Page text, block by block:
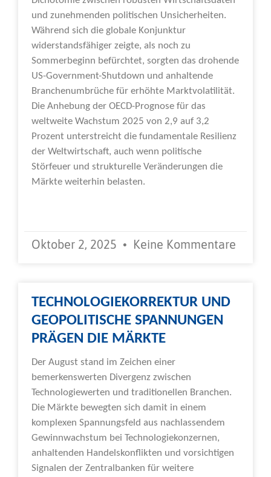
und zunehmenden politischen Unsicherheiten.
Während sich die globale Konjunktur
widerstandsfähiger zeigte, als noch zu
Sommerbeginn befürchtet, sorgten das drohende
US-Government-Shutdown und anhaltende
Branchenumbrüche für erhöhte Marktvolatilität.
Die Anhebung der OECD-Prognose für das
weltweite Wachstum 2025 von 2,9 auf 3,2
Prozent unterstreicht die fundamentale Resilienz
der Weltwirtschaft, auch wenn politische
Störfeuer und strukturelle Veränderungen die
Märkte weiterhin belasten.
Oktober 2, 2025 Keine Kommentare
TECHNOLOGIEKORREKTUR UND
GEOPOLITISCHE SPANNUNGEN
PRÄGEN DIE MÄRKTE
Der August stand im Zeichen einer
bemerkenswerten Divergenz zwischen
Technologiewerten und traditionellen Branchen.
Die Märkte bewegten sich damit in einem
komplexen Spannungsfeld aus nachlassendem
Gewinnwachstum bei Technologiekonzernen,
anhaltenden Handelskonflikten und vorsichtigen
Signalen der Zentralbanken für weitere